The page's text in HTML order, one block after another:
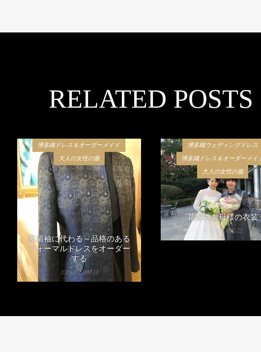
RELATED POSTS
博多織ドレス＆オーダーメイド
大人の女性の服
黒留袖に代わる～品格のある
フォーマルドレスをオーダー
する
2019年2月11日
博多織ウェディングドレス
博多織ドレス＆オーダーメイ
大人の女性の服
花嫁のお母様の衣装
2019年1月25日